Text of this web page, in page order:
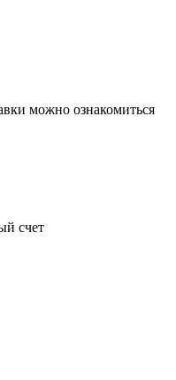
можно ознакомиться
счет